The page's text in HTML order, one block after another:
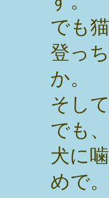
でも
登っ
か。
そし
でも
犬に
めで